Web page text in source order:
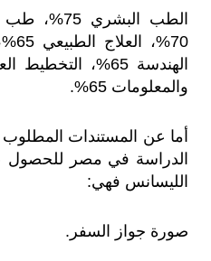
والمعلومات 65%.
أما عن المستندات
الدراسة في مصر للحصول
الليسانس فهي:
صورة جواز السفر.